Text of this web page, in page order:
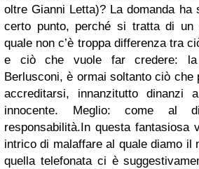
oltre Gianni Letta)? La domanda ha
certo punto, perché si tratta di un
quale non c’è troppa differenza tra
e ciò che vuole far credere:
Berlusconi, è ormai soltanto ciò che
accreditarsi, innanzitutto dinanzi
innocente. Meglio: come al
responsabilità.In questa fantasiosa
intrico di malaffare al quale diamo il
quella telefonata ci è